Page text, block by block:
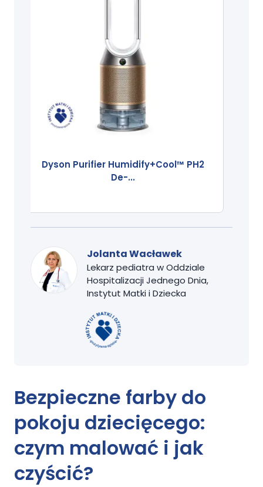
Dyson Purifier Humidify+Cool™ PH2
De-...
Jolanta Wacławek
Lekarz pediatra w Oddziale
Hospitalizacji Jednego Dnia,
Instytut Matki i Dziecka
Bezpieczne farby do
pokoju dziecięcego:
czym malować i jak
czyścić?